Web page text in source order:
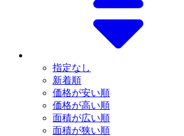
指定なし
新着順
価格が安い順
価格が高い順
面積が広い順
面積が狭い順